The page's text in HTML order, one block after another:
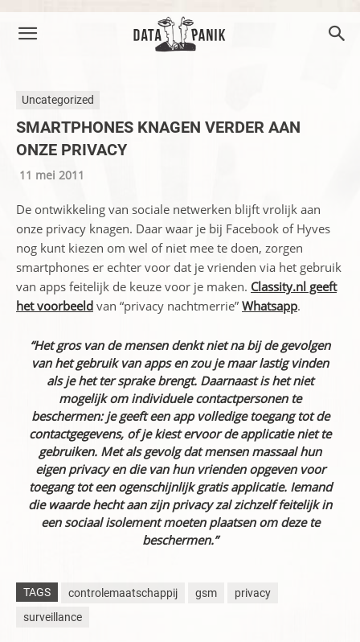
Uncategorized
SMARTPHONES KNAGEN VERDER AAN
ONZE PRIVACY
11 mei 2011
De ontwikkeling van sociale netwerken blijft vrolijk aan
onze privacy knagen. Daar waar je bij Facebook of Hyves
nog kunt kiezen om wel of niet mee te doen, zorgen
smartphones er echter voor dat je vrienden via het gebruik
van apps feitelijk de keuze voor je maken. Classity.nl geeft
het voorbeeld van “privacy nachtmerrie” Whatsapp.
“Het gros van de mensen denkt niet na bij de gevolgen
van het gebruik van apps en zou je maar lastig vinden
als je het ter sprake brengt. Daarnaast is het niet
mogelijk om individuele contactpersonen te
beschermen: je geeft een app volledige toegang tot de
contactgegevens, of je kiest ervoor de applicatie niet te
gebruiken. Met als gevolg dat mensen massaal hun
eigen privacy en die van hun vrienden opgeven voor
toegang tot een ogenschijnlijk gratis applicatie. Iemand
die waarde hecht aan zijn privacy zal zichzelf feitelijk in
een sociaal isolement moeten plaatsen om deze te
beschermen.”
TAGS controlemaatschappij gsm
privacy
surveillance